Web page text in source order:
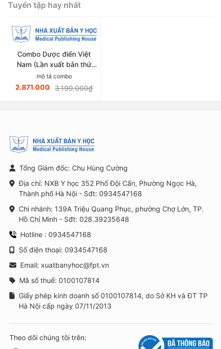
Tuyển tập hay nhất
Combo Dược điển Việt
Nam (Lần xuất bản thứ
sáu)
mô tả combo
2.871.000 3.190.000₫
Tổng Giám đốc: Chu Hùng Cường
Địa chỉ: NXB Y học 352 Phố Đội Cấn, Phường Ngọc Hà,
Thành phố Hà Nội - Sđt: 0934547168
Chi nhánh: 139A Triệu Quang Phục, phường Chợ Lớn, TP.
Hồ Chí Minh - Sđt: 028.39235648
Hotline : 0934547168
Số điện thoại: 0934547168
Email: xuatbanyhoc@fpt.vn
Mã số thuế: 0100107814
Giấy phép kinh doanh số 0100107814, do Sở KH và ĐT TP
Hà Nội cấp ngày 07/11/2013
Theo dõi chúng tôi trên: